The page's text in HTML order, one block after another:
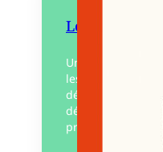
Le Mystère
Un mystère plane
les précieux
dépérissent.
détective privé,
premier album